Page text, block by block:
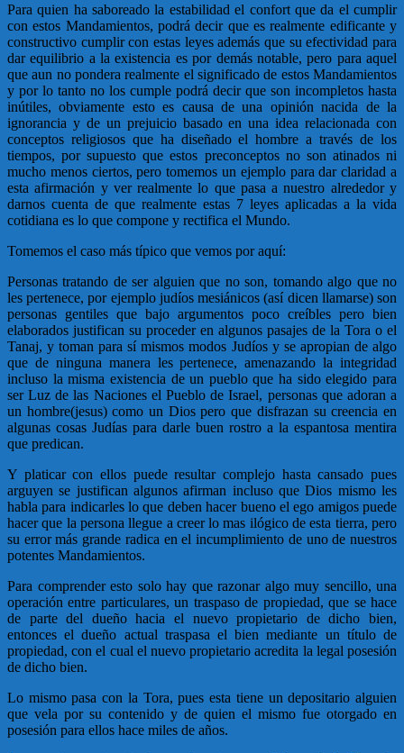
Para quien ha saboreado la estabilidad el confort que da el cumplir
con estos Mandamientos, podrá decir que es realmente edificante y
constructivo cumplir con estas leyes además que su efectividad para
dar equilibrio a la existencia es por demás notable, pero para aquel
que aun no pondera realmente el significado de estos Mandamientos
y por lo tanto no los cumple podrá decir que son incompletos hasta
inútiles, obviamente esto es causa de una opinión nacida de la
ignorancia y de un prejuicio basado en una idea relacionada con
conceptos religiosos que ha diseñado el hombre a través de los
tiempos, por supuesto que estos preconceptos no son atinados ni
mucho menos ciertos, pero tomemos un ejemplo para dar claridad a
esta afirmación y ver realmente lo que pasa a nuestro alrededor y
darnos cuenta de que realmente estas 7 leyes aplicadas a la vida
cotidiana es lo que compone y rectifica el Mundo.
Tomemos el caso más típico que vemos por aquí:
Personas tratando de ser alguien que no son, tomando algo que no
les pertenece, por ejemplo judíos mesiánicos (así dicen llamarse) son
personas gentiles que bajo argumentos poco creíbles pero bien
elaborados justifican su proceder en algunos pasajes de la Tora o el
Tanaj, y toman para sí mismos modos Judíos y se apropian de algo
que de ninguna manera les pertenece, amenazando la integridad
incluso la misma existencia de un pueblo que ha sido elegido para
ser Luz de las Naciones el Pueblo de Israel, personas que adoran a
un hombre(jesus) como un Dios pero que disfrazan su creencia en
algunas cosas Judías para darle buen rostro a la espantosa mentira
que predican.
Y platicar con ellos puede resultar complejo hasta cansado pues
arguyen se justifican algunos afirman incluso que Dios mismo les
habla para indicarles lo que deben hacer bueno el ego amigos puede
hacer que la persona llegue a creer lo mas ilógico de esta tierra, pero
su error más grande radica en el incumplimiento de uno de nuestros
potentes Mandamientos.
Para comprender esto solo hay que razonar algo muy sencillo, una
operación entre particulares, un traspaso de propiedad, que se hace
de parte del dueño hacia el nuevo propietario de dicho bien,
entonces el dueño actual traspasa el bien mediante un título de
propiedad, con el cual el nuevo propietario acredita la legal posesión
de dicho bien.
Lo mismo pasa con la Tora, pues esta tiene un depositario alguien
que vela por su contenido y de quien el mismo fue otorgado en
posesión para ellos hace miles de años.